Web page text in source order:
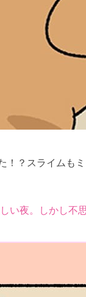
！？スライム
い夜。しかし不